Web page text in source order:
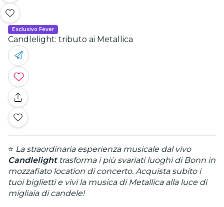
Esclusivo Fever
Candlelight: tributo ai Metallica
⭐ La straordinaria esperienza musicale dal vivo
Candlelighttrasforma i più svariati luoghi di Bonn in
mozzafiato location di concerto. Acquista subito i
tuoi biglietti e vivi la musica di Metallica alla luce di
migliaia di candele!